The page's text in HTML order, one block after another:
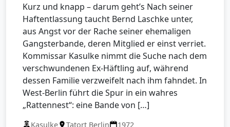
Kurz und knapp – darum geht’s Nach seiner
Haftentlassung taucht Bernd Laschke unter,
aus Angst vor der Rache seiner ehemaligen
Gangsterbande, deren Mitglied er einst verriet.
Kommissar Kasulke nimmt die Suche nach dem
verschwundenen Ex-Häftling auf, während
dessen Familie verzweifelt nach ihm fahndet. In
West-Berlin führt die Spur in ein wahres
„Rattennest“: eine Bande von […]
Kasulke Tatort Berlin 1972